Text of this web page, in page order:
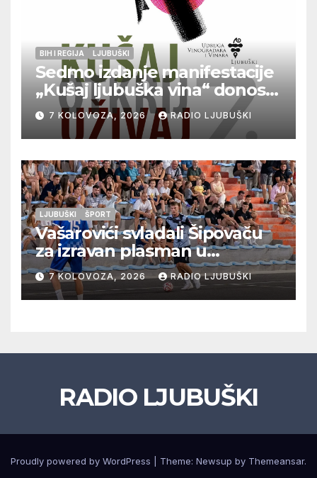
BIH I REGIJA LJUBUŠKI
Sedmo izdanje manifestacije
„Kušaj ljubuška vina“ donosi
vrhunska vina, gastronomiju i
glazbu
7 KOLOVOZA, 2026 RADIO LJUBUŠKI
LJUBUŠKI ŠPORT
Vašarovići svladali Šipovaču
za izravan plasman u
četvrtfinale, Grab izborio
prolazak dalje, Klobuk ispao,
večeras počinje četvrtfinale
7 KOLOVOZA, 2026 RADIO LJUBUŠKI
RADIO LJUBUŠKI
Proudly powered by WordPress Theme: Newsup by Themeansar.